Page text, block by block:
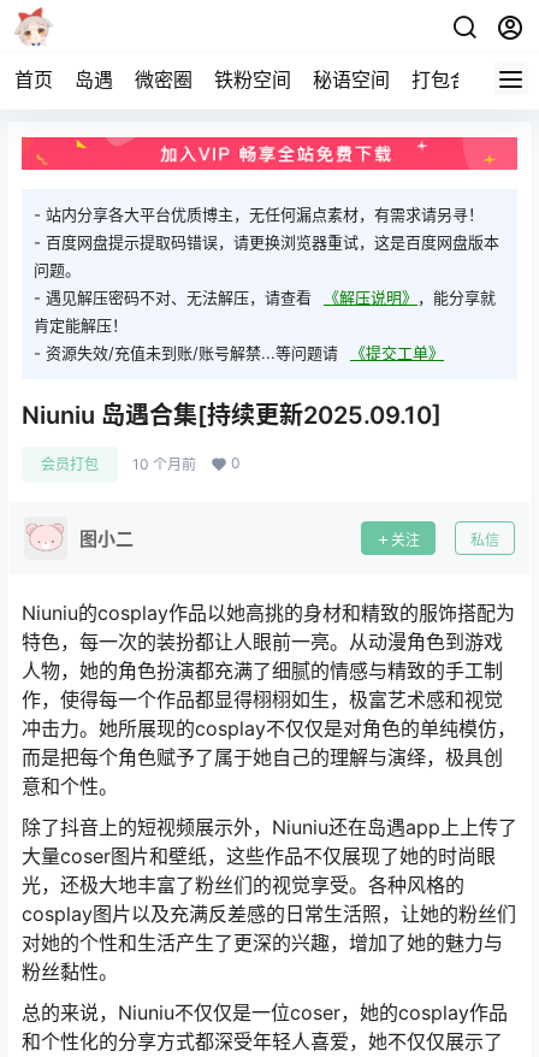
首页 岛遇 微密圈 铁粉空间 秘语空间 打包合集 关
- 站内分享各大平台优质博主，无任何漏点素材，有需求请另寻！
- 百度网盘提示提取码错误，请更换浏览器重试，这是百度网盘版本
问题。
- 遇见解压密码不对、无法解压，请查看
《解压说明》 ，能分享就
肯定能解压！
- 资源失效/充值未到账/账号解禁...等问题请
《提交工单》
Niuniu 岛遇合集[持续更新2025.09.10]
会员打包 10 个月前 0
图小二 关注 私信
Niuniu的cosplay作品以她高挑的身材和精致的服饰搭配为
特色，每一次的装扮都让人眼前一亮。从动漫角色到游戏
人物，她的角色扮演都充满了细腻的情感与精致的手工制
作，使得每一个作品都显得栩栩如生，极富艺术感和视觉
冲击力。她所展现的cosplay不仅仅是对角色的单纯模仿，
而是把每个角色赋予了属于她自己的理解与演绎，极具创
意和个性。
除了抖音上的短视频展示外，Niuniu还在岛遇app上上传了
大量coser图片和壁纸，这些作品不仅展现了她的时尚眼
光，还极大地丰富了粉丝们的视觉享受。各种风格的
cosplay图片以及充满反差感的日常生活照，让她的粉丝们
对她的个性和生活产生了更深的兴趣，增加了她的魅力与
粉丝黏性。
总的来说，Niuniu不仅仅是一位coser，她的cosplay作品
和个性化的分享方式都深受年轻人喜爱，她不仅仅展示了